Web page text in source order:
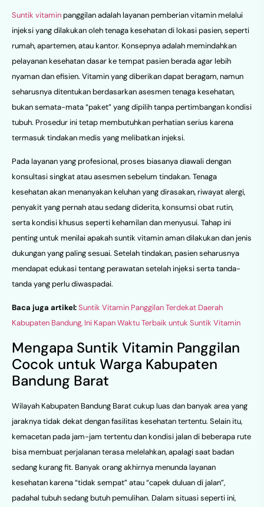
Suntik vitaminpanggilan adalah layanan pemberian vitamin melalui
injeksi yang dilakukan oleh tenaga kesehatan di lokasi pasien, seperti
rumah, apartemen, atau kantor. Konsepnya adalah memindahkan
pelayanan kesehatan dasar ke tempat pasien berada agar lebih
nyaman dan efisien. Vitamin yang diberikan dapat beragam, namun
seharusnya ditentukan berdasarkan asesmen tenaga kesehatan,
bukan semata-mata “paket” yang dipilih tanpa pertimbangan kondisi
tubuh. Prosedur ini tetap membutuhkan perhatian serius karena
termasuk tindakan medis yang melibatkan injeksi.
Pada layanan yang profesional, proses biasanya diawali dengan
konsultasi singkat atau asesmen sebelum tindakan. Tenaga
kesehatan akan menanyakan keluhan yang dirasakan, riwayat alergi,
penyakit yang pernah atau sedang diderita, konsumsi obat rutin,
serta kondisi khusus seperti kehamilan dan menyusui. Tahap ini
penting untuk menilai apakah suntik vitamin aman dilakukan dan jenis
dukungan yang paling sesuai. Setelah tindakan, pasien seharusnya
mendapat edukasi tentang perawatan setelah injeksi serta tanda-
tanda yang perlu diwaspadai.
Baca juga artikel:Suntik Vitamin Panggilan Terdekat Daerah
Kabupaten Bandung, Ini Kapan Waktu Terbaik untuk Suntik Vitamin
Mengapa Suntik Vitamin Panggilan
Cocok untuk Warga Kabupaten
Bandung Barat
Wilayah Kabupaten Bandung Barat cukup luas dan banyak area yang
jaraknya tidak dekat dengan fasilitas kesehatan tertentu. Selain itu,
kemacetan pada jam-jam tertentu dan kondisi jalan di beberapa rute
bisa membuat perjalanan terasa melelahkan, apalagi saat badan
sedang kurang fit. Banyak orang akhirnya menunda layanan
kesehatan karena “tidak sempat” atau “capek duluan di jalan”,
padahal tubuh sedang butuh pemulihan. Dalam situasi seperti ini,